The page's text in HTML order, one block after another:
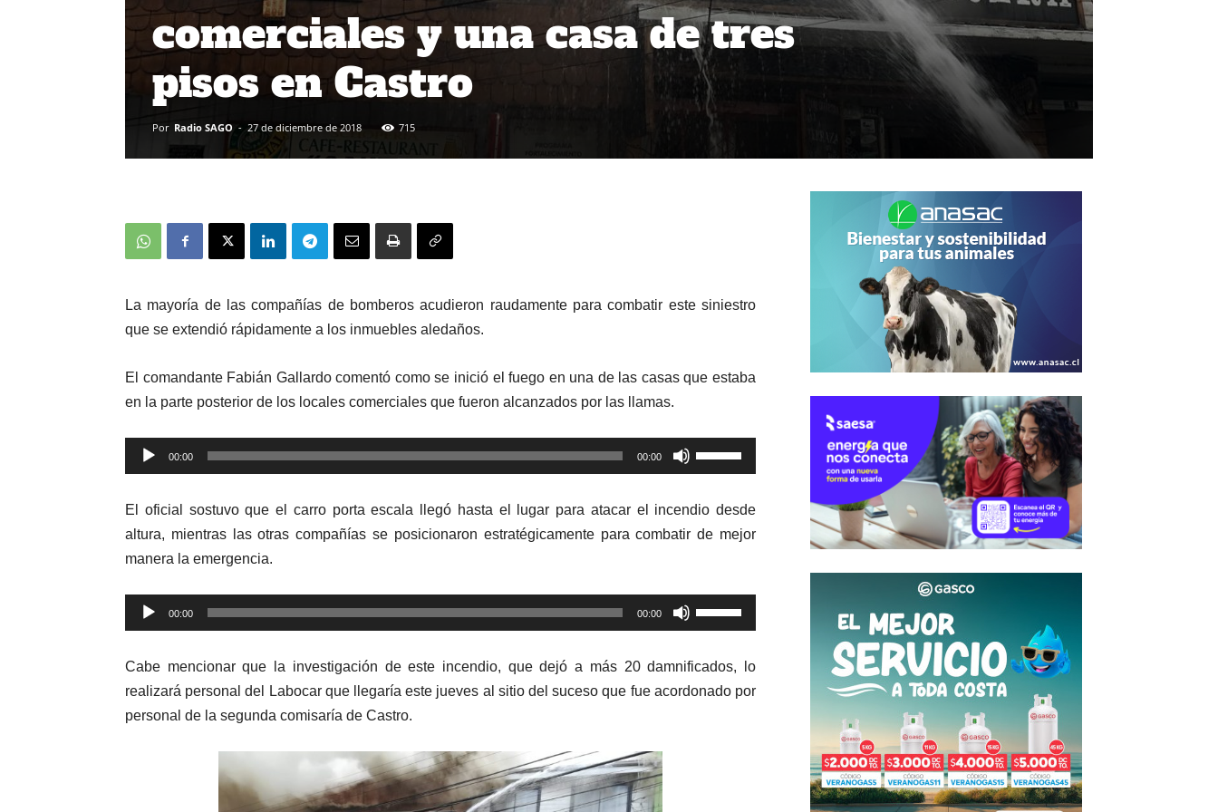
comerciales y una casa de tres
pisos en Castro
Por Radio SAGO - 27 de diciembre de 2018 715
La mayoría de las compañías de bomberos acudieron raudamente para combatir este siniestro
que se extendió rápidamente a los inmuebles aledaños.
El comandante Fabián Gallardo comentó como se inició el fuego en una de las casas que estaba
en la parte posterior de los locales comerciales que fueron alcanzados por las llamas.
Reproductor
de
00:00 00:00
las
de
flecha
aumentar
disminuir
El oficial sostuvo que el carro porta escala llegó hasta el lugar para atacar el incendio desde
altura, mientras las otras compañías se posicionaron estratégicamente para combatir de mejor
manera la emergencia.
Reproductor
de
00:00 00:00
las
de
flecha
Cabe mencionar que la investigación de este incendio, que dejó a más 20 damnificados, lo
realizará personal del Labocar que llegaría este jueves al sitio del suceso que fue acordonado por
personal de la segunda comisaría de Castro.